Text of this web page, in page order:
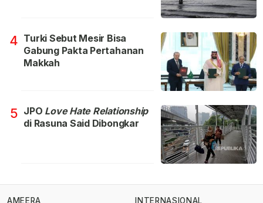
4 Turki Sebut Mesir Bisa
Gabung Pakta Pertahanan
Makkah
5 JPO Love Hate Relationship
di Rasuna Said Dibongkar
AMEERA INTERNASIONAL